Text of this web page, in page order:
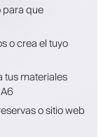
para que
o crea el tuyo
tus materiales
o sitio web